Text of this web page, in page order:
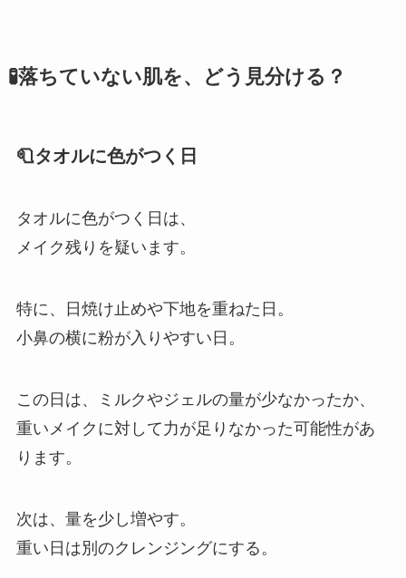
🧪落ちていない肌を、どう見分ける？
🧻タオルに色がつく日
タオルに色がつく日は、
メイク残りを疑います。
特に、日焼け止めや下地を重ねた日。
小鼻の横に粉が入りやすい日。
この日は、ミルクやジェルの量が少なかったか、
重いメイクに対して力が足りなかった可能性があ
ります。
次は、量を少し増やす。
重い日は別のクレンジングにする。